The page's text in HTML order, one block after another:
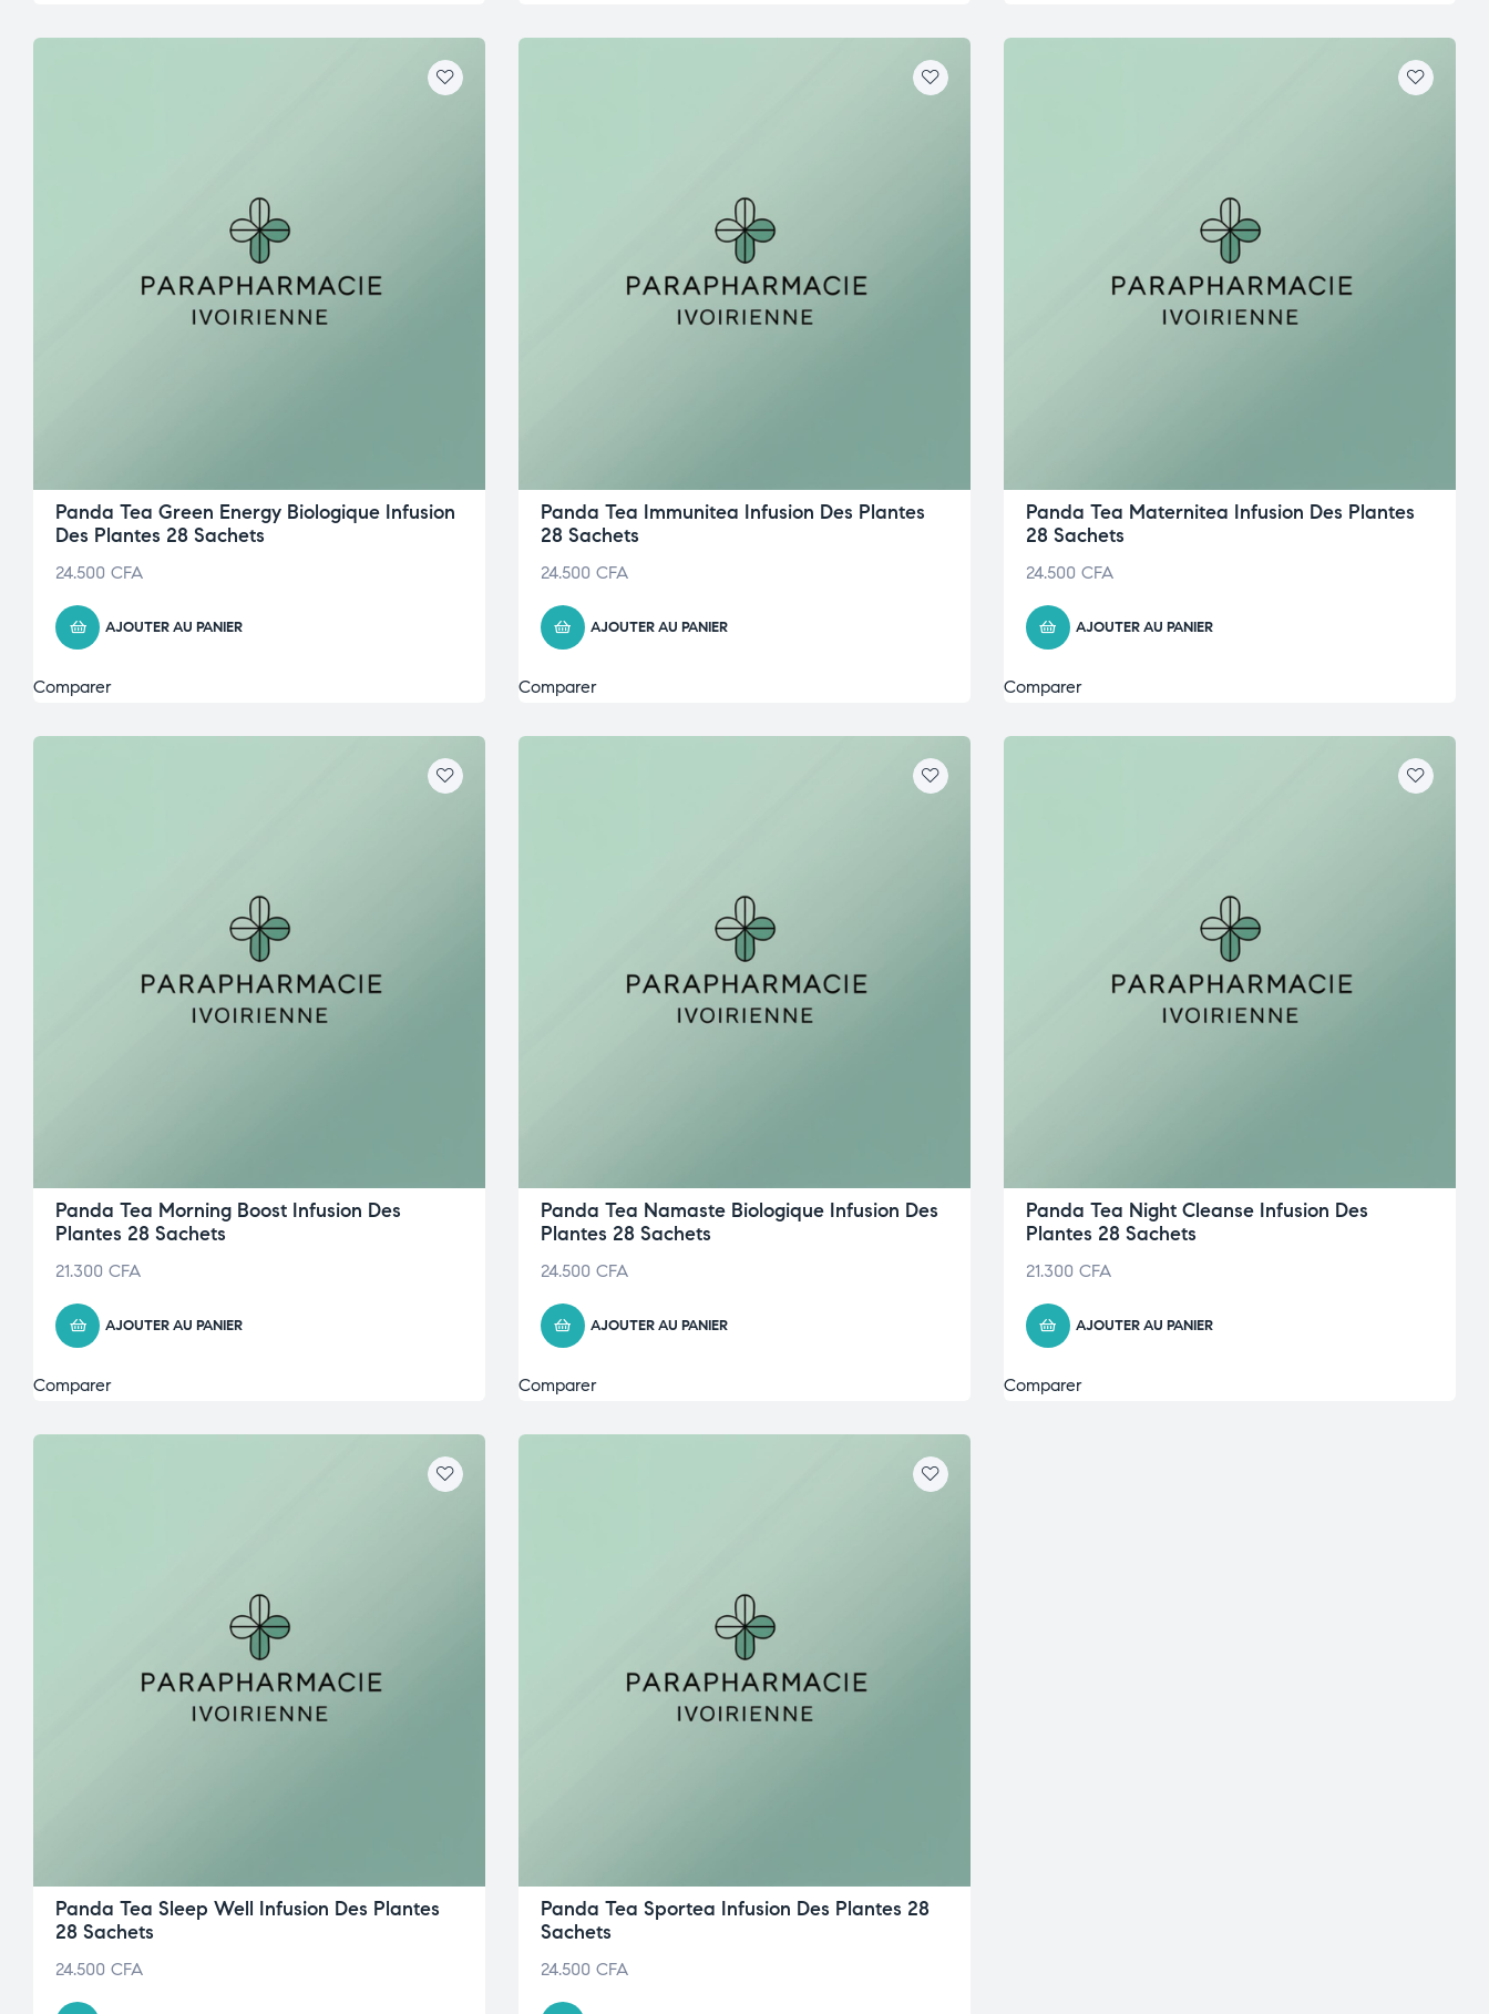
Panda Tea Green Energy Biologique Infusion
Des Plantes 28 Sachets
24.500 CFA
AJOUTER AU PANIER
Comparer
Panda Tea Immunitea Infusion Des Plantes
28 Sachets
24.500 CFA
AJOUTER AU PANIER
Comparer
Panda Tea Maternitea Infusion Des Plantes
28 Sachets
24.500 CFA
AJOUTER AU PANIER
Comparer
Panda Tea Morning Boost Infusion Des
Plantes 28 Sachets
21.300 CFA
AJOUTER AU PANIER
Comparer
Panda Tea Namaste Biologique Infusion Des
Plantes 28 Sachets
24.500 CFA
AJOUTER AU PANIER
Comparer
Panda Tea Night Cleanse Infusion Des
Plantes 28 Sachets
21.300 CFA
AJOUTER AU PANIER
Comparer
Panda Tea Sleep Well Infusion Des Plantes
28 Sachets
24.500 CFA
Panda Tea Sportea Infusion Des Plantes 28
Sachets
24.500 CFA